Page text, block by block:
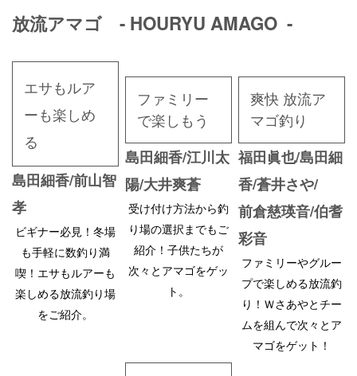
放流アマゴ - HOURYU AMAGO -
エサもルア
ーも楽しめ
る
島田細香/前山智
孝
ビギナー必見！冬場
も手軽に数釣り満
喫！エサもルアーも
楽しめる放流釣り場
をご紹介。
ファミリー
で楽しもう
島田細香/江川太
陽/大井爽蒼
受け付け方法から釣
り場の選択までもご
紹介！子供たちが
次々とアマゴをゲッ
ト。
爽快 放流ア
マゴ釣り
福田眞也/島田細
香/蒼井さや/
前倉慈瑛音/伯耆
彩音
ファミリーやグルー
プで楽しめる放流釣
り！Ｗさあやとチー
ムを組んで次々とア
マゴをゲット！